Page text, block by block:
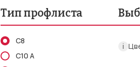
Тип профлиста
С8
С10 А
ℹ